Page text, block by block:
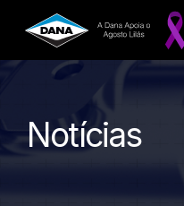
Notícias